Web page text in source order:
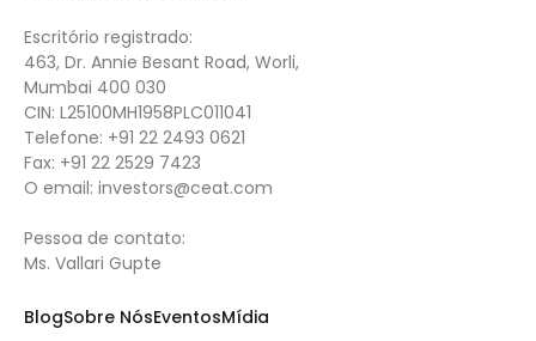
Escritório registrado:
463, Dr. Annie Besant Road, Worli,
Mumbai 400 030
CIN: L25100MH1958PLC011041
Telefone: +91 22 2493 0621
Fax: +91 22 2529 7423
O email: investors@ceat.com
Pessoa de contato:
Ms. Vallari Gupte
BlogSobre NósEventosMídia